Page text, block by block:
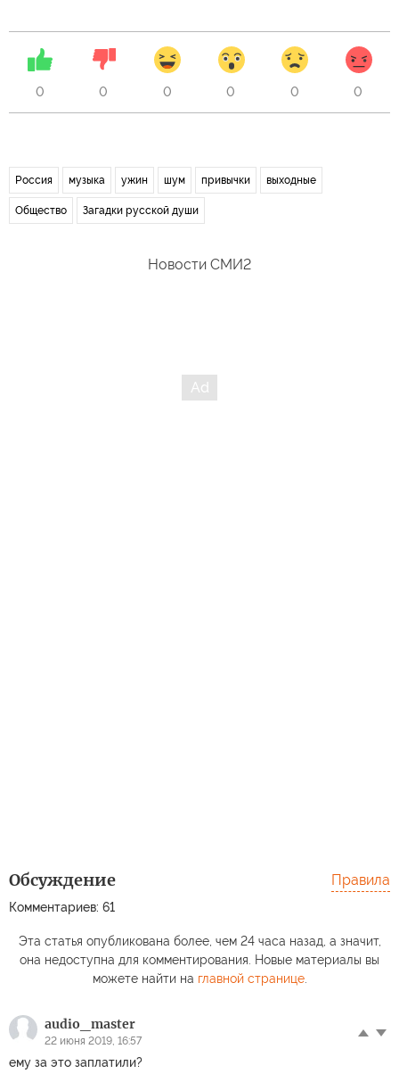
0 0 0 0 0 0
Россия музыка ужин шум привычки выходные
Общество Загадки русской души
Новости СМИ2
Обсуждение
Комментариев: 61
Правила
Эта статья опубликована более, чем 24 часа назад, а значит,
она недоступна для комментирования. Новые материалы вы
можете найти на главной странице.
audio_master
22 июня 2019, 16:57
ему за это заплатили?